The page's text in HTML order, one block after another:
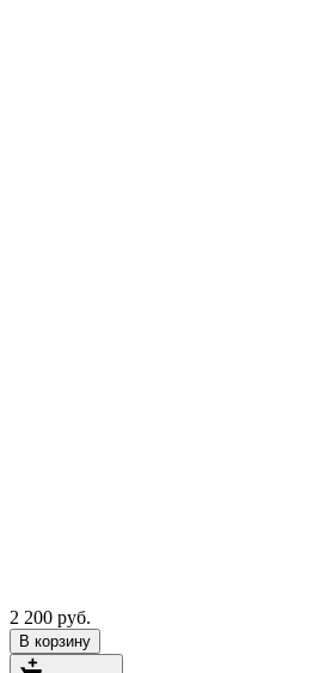
2 200 руб.
В корзину